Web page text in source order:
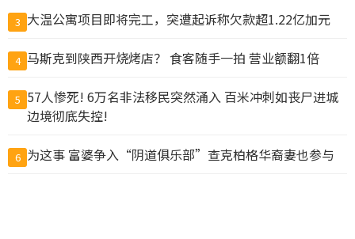
3 大温公寓项目即将完工，突遭起诉称欠款超1.22亿加元
4 马斯克到陕西开烧烤店？ 食客随手一拍 营业额翻1倍
5 57人惨死! 6万名非法移民突然涌入 百米冲刺如丧尸进城
边境彻底失控!
6 为这事 富婆争入“阴道俱乐部”查克柏格华裔妻也参与